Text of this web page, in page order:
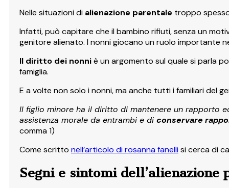
Nelle situazioni di alienazione parentale troppo
Infatti, può capitare che il bambino rifiuti, senza un
genitore alienato. I nonni giocano un ruolo importante
Il diritto dei nonniè un argomento sul quale si parla
famiglia.
E a volte non solo i nonni, ma anche tutti i familiari del
Il figlio minore ha il diritto di mantenere un rapporto
assistenza morale da entrambi e di conservare
comma 1)
Come scritto nell’articolo di rosanna fanellisi cerca di
Segni e sintomi dell’alienazione